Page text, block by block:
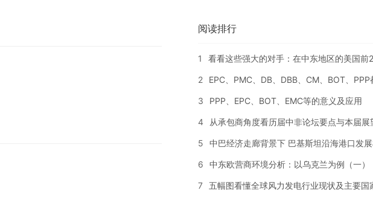
阅读排行
1 看看这些强大的对手：在中东地区的美国前
2 EPC、PMC、DB、DBB、CM、BOT、PPP
3 PPP、EPC、BOT、EMC等的意义及应用
4 从承包商角度看历届中非论坛要点与本届展
5 中巴经济走廊背景下 巴基斯坦沿海港口发
6 中东欧营商环境分析：以乌克兰为例（一）
7 五幅图看懂全球风力发电行业现状及主要国